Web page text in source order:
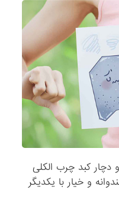
دچار کبد چرب الکلی
و خیار با یکدیگر